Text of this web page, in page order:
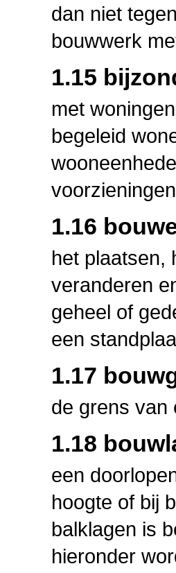
dan niet
bouwwerk
1.15
met
begeleid
1.16
het plaatsen,
veranderen
geheel of
een
1.17
de grens van
1.18
een
hoogte of bij
balklagen is
hieronder